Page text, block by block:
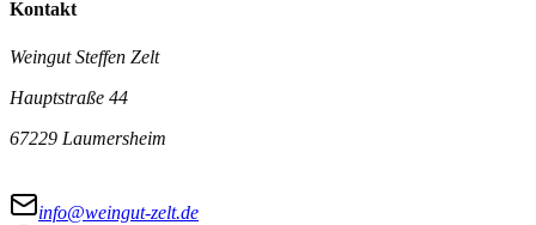
Kontakt
Weingut Steffen Zelt
Hauptstraße 44
67229 Laumersheim
info@weingut-zelt.de